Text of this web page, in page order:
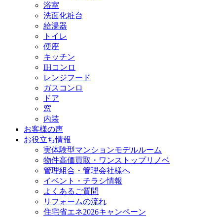
浴室
洗面化粧台
給湯器
トイレ
便座
キッチン
IHコンロ
レンジフード
ガスコンロ
ドア
窓
内装
お客様の声
お役立ち情報
実体験型マンションモデルルーム
物件高価買取・ワンストップリノベ
管理組合・管理会社様へ
イベント・チラシ情報
よくあるご質問
リフォームの流れ
住宅省エネ2026キャンペーン